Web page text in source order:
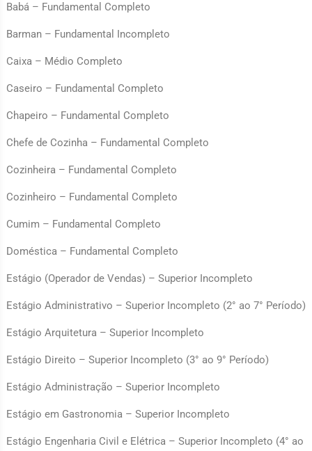
Babá – Fundamental Completo
Barman – Fundamental Incompleto
Caixa – Médio Completo
Caseiro – Fundamental Completo
Chapeiro – Fundamental Completo
Chefe de Cozinha – Fundamental Completo
Cozinheira – Fundamental Completo
Cozinheiro – Fundamental Completo
Cumim – Fundamental Completo
Doméstica – Fundamental Completo
Estágio (Operador de Vendas) – Superior Incompleto
Estágio Administrativo – Superior Incompleto (2° ao 7° Período)
Estágio Arquitetura – Superior Incompleto
Estágio Direito – Superior Incompleto (3° ao 9° Período)
Estágio Administração – Superior Incompleto
Estágio em Gastronomia – Superior Incompleto
Estágio Engenharia Civil e Elétrica – Superior Incompleto (4° ao